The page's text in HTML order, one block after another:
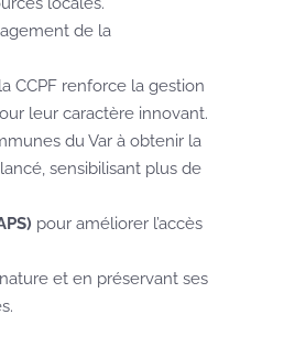
de la
CCPF renforce la gestion
leur caractère innovant.
du Var à obtenir la
sensibilisant plus de
pour améliorer l’accès
et en préservant ses